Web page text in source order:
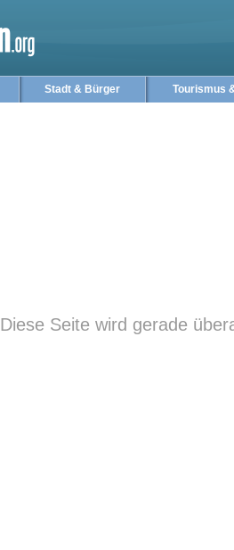
Stadt & Bürger Tourismus
Diese Seite wird gerade